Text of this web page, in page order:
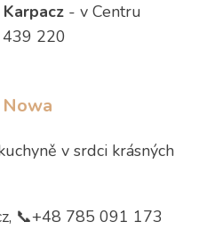
- v Centru
220
v srdci krásných
📞+48 785 091 173